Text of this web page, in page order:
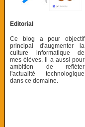
Editorial
Ce blog a pour objectif
principal d'augmenter la
culture informatique de
mes élèves. Il a aussi pour
ambition de refléter
l'actualité technologique
dans ce domaine.